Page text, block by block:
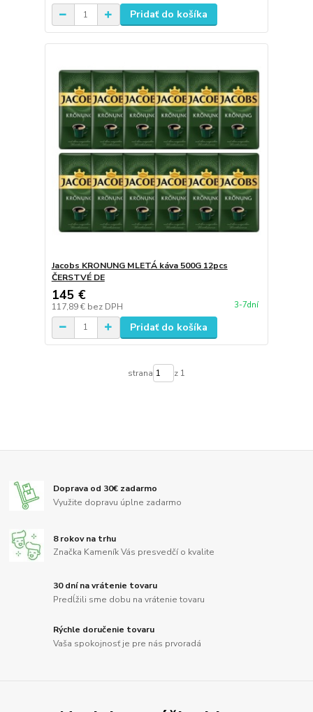
Pridať do košíka
Jacobs KRONUNG MLETÁ káva 500G 12pcs
ČERSTVÉ DE
145 €
117,89 € bez DPH 3-7dní
Pridať do košíka
strana z 1
Doprava od 30€ zadarmo
Využite dopravu úplne zadarmo
8 rokov na trhu
Značka Kameník Vás presvedčí o kvalite
30 dní na vrátenie tovaru
Predĺžili sme dobu na vrátenie tovaru
Rýchle doručenie tovaru
Vaša spokojnosť je pre nás prvoradá